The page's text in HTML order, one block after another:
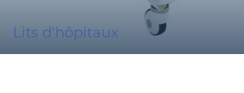
Lits d'hôpitaux